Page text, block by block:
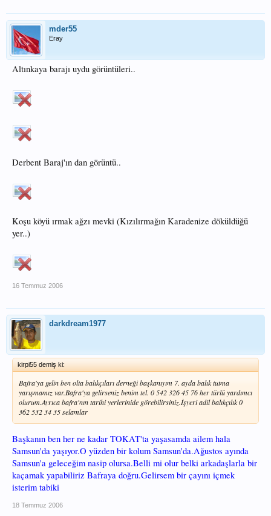
mder55
Eray
Altınkaya barajı uydu görüntüleri..
Derbent Baraj'ın dan görüntü..
Koşu köyü ırmak ağzı mevki (Kızılırmağın Karadenize döküldüğü
yer..)
16 Temmuz 2006
darkdream1977
kirpi55 demiş ki:
Bafra'ya gelin ben olta balıkçıları derneği başkanıyım 7. ayda balık tutma
yarışmamız var.Bafra'ya gelirseniz benim tel. 0 542 326 45 76 her türlü yardımcı
olurum.Ayrıca bafra'nın tarihi yerlerinide görebilirsiniz.İşyeri adil balıkçılık 0
362 532 34 35 selamlar
Başkanın ben her ne kadar TOKAT'ta yaşasamda ailem hala
Samsun'da yaşıyor.O yüzden bir kolum Samsun'da.Ağustos ayında
Samsun'a geleceğim nasip olursa.Belli mi olur belki arkadaşlarla bir
kaçamak yapabiliriz Bafraya doğru.Gelirsem bir çayını içmek
isterim tabiki
18 Temmuz 2006